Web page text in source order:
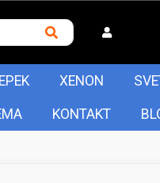
XENON
KONTAKT